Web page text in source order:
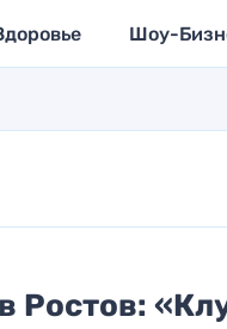
Шоу-
Ростов: